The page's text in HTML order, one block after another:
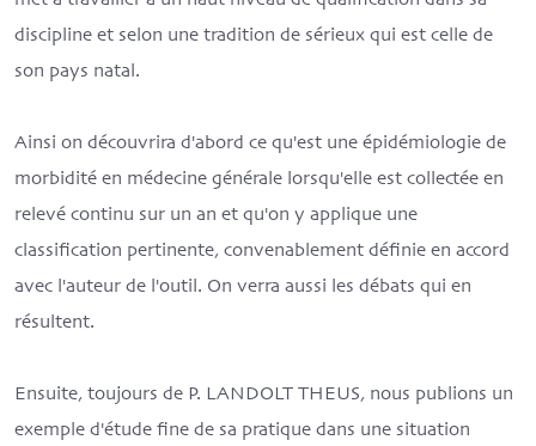
discipline et selon une tradition de sérieux qui est celle de
son pays natal.
Ainsi on découvrira d'abord ce qu'est une épidémiologie de
morbidité en médecine générale lorsqu'elle est collectée en
relevé continu sur un an et qu'on y applique une
classification pertinente, convenablement définie en accord
avec l'auteur de l'outil. On verra aussi les débats qui en
résultent.
Ensuite, toujours de P. LANDOLT THEUS, nous publions un
exemple d'étude fine de sa pratique dans une situation